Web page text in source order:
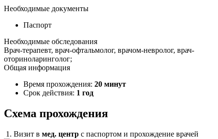
Необходимые документы
Паспорт
Необходимые обследования
Врач-терапевт, врач-офтальмолог, врачом-невролог, врач-
оториноларинголог;
Общая информация
Время прохождения: 20 минут
Срок действия: 1 год
Схема прохождения
1. Визит в мед. центр с паспортом и прохождение врачей